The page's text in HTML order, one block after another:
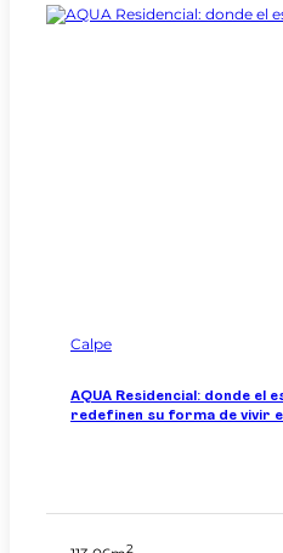
Calpe
AQUA Residencial: donde el
redefinen su forma de vivir
2